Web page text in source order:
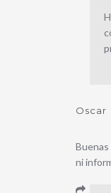
Oscar
Buenas
ni